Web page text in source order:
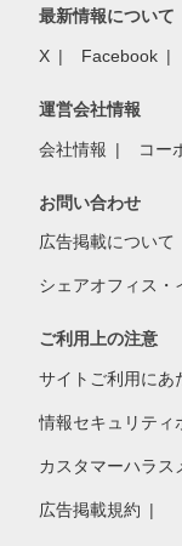
最新情報について
X Facebook
運営会社情報
会社情報 コー
お問い合わせ
広告掲載について
シェアオフィス・
ご利用上の注意
サイトご利用にあ
情報セキュリティ
カスタマーハラス
広告掲載規約